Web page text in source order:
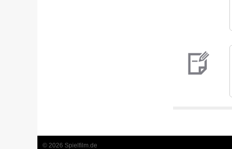
© 2026 Spielfilm.de